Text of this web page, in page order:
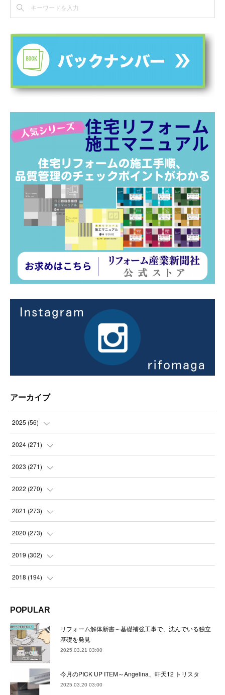
アーカイブ
2025 (56)
(14
(21
(21
2024 (271)
(21
(22
(23
(22
(24)
22)
(22)
(22)
2023 (271)
(22
(23
(23
(21
(23 )
(24
(21
(24)
2022 (270)
(23
(23
(22
(23
(22 )
(23
(23
(22)
2021 (273)
(24
(23
(22
(23)
(23
(22)
2020 (273)
(24
(22
(22)
(24
(24)
2019 (302)
(23
(22)
(21)
(27)
2018 (194)
(17)
(32)
(36)
POPULAR
リフォーム解体新書～基礎補強工事で、沈んでいる独立
基礎を発見
2025.03.21 03:00
今月のPICK UP ITEM～Angelina、軒天12 トリスタ
2025.03.20 03:00